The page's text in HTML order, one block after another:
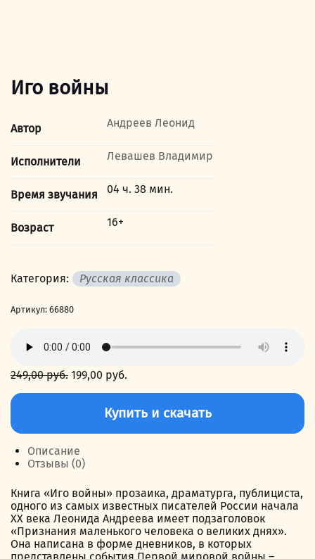
Иго войны
Автор Андреев Леонид
Исполнители Левашев Владимир
Время звучания 04 ч. 38 мин.
Возраст 16+
Категория: Русская классика
Артикул: 66880
249,00руб. Первоначальная
249,00 руб..
199,00 руб.
Количество
Иго
войны
Купить и скачать
Описание
Отзывы (0)
Книга «Иго войны» прозаика, драматурга, публициста,
одного из самых известных писателей России начала
ХХ века Леонида Андреева имеет подзаголовок
«Признания маленького человека о великих днях».
Она написана в форме дневников, в которых
представлены события Первой мировой войны –